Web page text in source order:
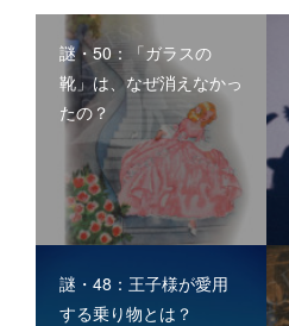
謎・50：「ガラスの
靴」は、なぜ消えなかっ
たの？
謎・48：王子様が愛用
する乗り物とは？